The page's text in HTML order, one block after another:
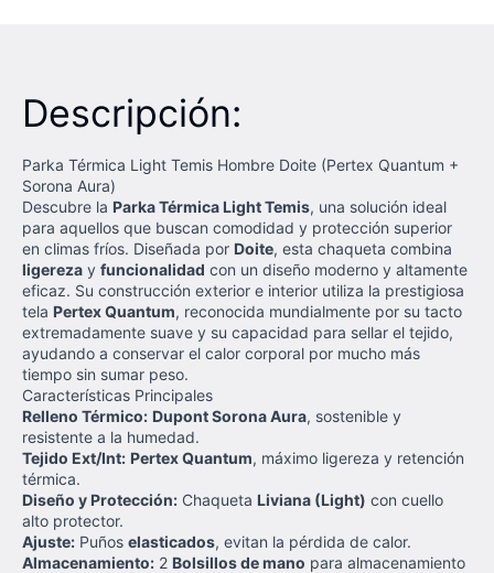
Descripción:
Parka Térmica Light Temis Hombre Doite (Pertex Quantum +
Sorona Aura)
Descubre la Parka Térmica Light Temis, una solución ideal
para aquellos que buscan comodidad y protección superior
en climas fríos. Diseñada por Doite, esta chaqueta combina
ligereza y funcionalidad con un diseño moderno y altamente
eficaz. Su construcción exterior e interior utiliza la prestigiosa
tela Pertex Quantum, reconocida mundialmente por su tacto
extremadamente suave y su capacidad para sellar el tejido,
ayudando a conservar el calor corporal por mucho más
tiempo sin sumar peso.
Características Principales
Relleno Térmico: Dupont Sorona Aura, sostenible y
resistente a la humedad.
Tejido Ext/Int: Pertex Quantum, máximo ligereza y retención
térmica.
Diseño y Protección: Chaqueta Liviana (Light) con cuello
alto protector.
Ajuste: Puños elasticados, evitan la pérdida de calor.
Almacenamiento: 2 Bolsillos de mano para almacenamiento